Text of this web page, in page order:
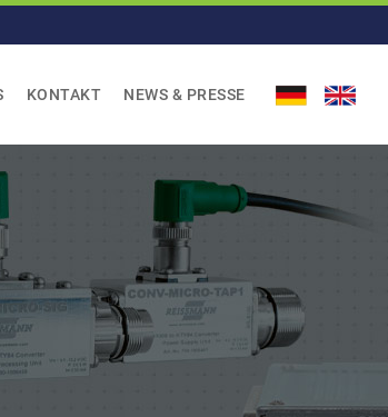
KONTAKT NEWS & PRESSE